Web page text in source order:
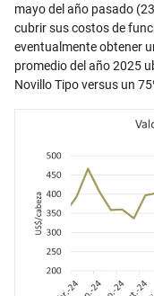
mayo del año pasado
cubrir sus costos de
eventualmente obtener
promedio del año 2025
Novillo Tipo versus un